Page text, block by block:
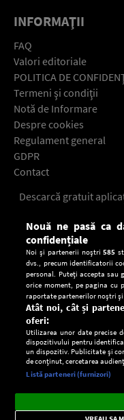
INFORMAŢII
FAQ
Valori editoriale
POLITICA DE
Termeni şi condiţii
Notă de Informare
Despre cookies
Regulament general
GDPR
Contact
Descarcă gratuit
Setări:
Dark
Mode
Radio live,
importante.
Nouă ne pasă ca
confidențiale
Noi și partenerii noștri585
dvs., precum identificatorii
personal. Puteți accepta sau
orice moment, pe pagina cu
raportate partenerilor noștri și
Atât noi, cât și
oferi:
Utilizarea unor date precise
dispozitivului pentru
un dispozitiv. Publicitate și
de conținut, cercetarea
Listă parteneri (furnizori)